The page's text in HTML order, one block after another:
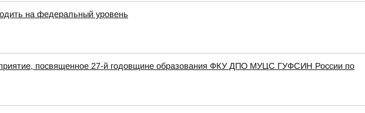
на федеральный уровень
посвященное 27-й годовщине образования ФКУ ДПО МУЦС ГУФСИН России по